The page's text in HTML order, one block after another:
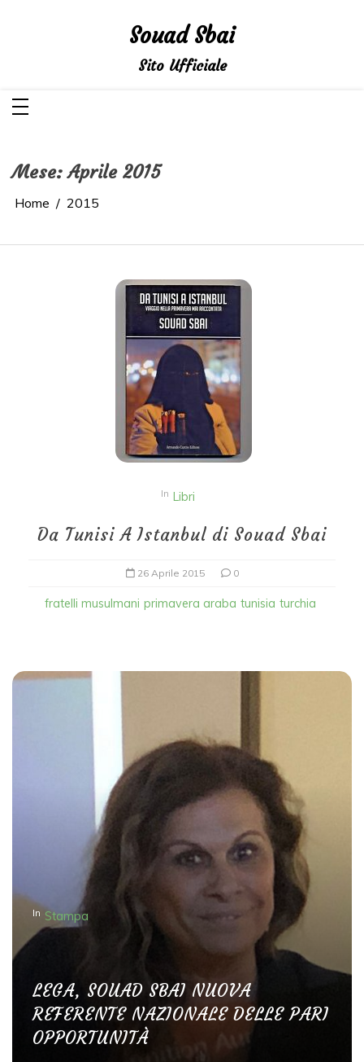
Souad Sbai
Sito Ufficiale
Mese:Aprile 2015
Home 2015
In Libri
Da Tunisi A Istanbul di Souad Sbai
26 Aprile 2015 0
fratelli musulmani primavera araba tunisia turchia
In Stampa
LEGA, SOUAD SBAI NUOVA
REFERENTE NAZIONALE DELLE PARI
OPPORTUNITÀ